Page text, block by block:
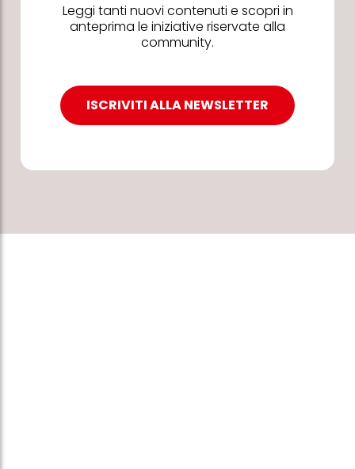
Leggi tanti nuovi contenuti e scopri in
anteprima le iniziative riservate alla
community.
ISCRIVITI ALLA NEWSLETTER